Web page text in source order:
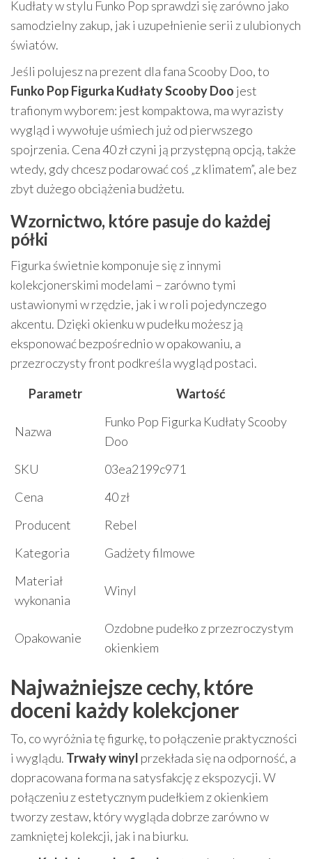
Kudłaty w stylu Funko Pop sprawdzi się zarówno jako
samodzielny zakup, jak i uzupełnienie serii z ulubionych
światów.
Jeśli polujesz na prezent dla fana Scooby Doo, to
Funko Pop Figurka Kudłaty Scooby Doo jest
trafionym wyborem: jest kompaktowa, ma wyrazisty
wygląd i wywołuje uśmiech już od pierwszego
spojrzenia. Cena 40 zł czyni ją przystępną opcją, także
wtedy, gdy chcesz podarować coś „z klimatem”, ale bez
zbyt dużego obciążenia budżetu.
Wzornictwo, które pasuje do każdej
półki
Figurka świetnie komponuje się z innymi
kolekcjonerskimi modelami – zarówno tymi
ustawionymi w rzędzie, jak i w roli pojedynczego
akcentu. Dzięki okienku w pudełku możesz ją
eksponować bezpośrednio w opakowaniu, a
przezroczysty front podkreśla wygląd postaci.
Parametr
Wartość
Nazwa
Funko Pop Figurka Kudłaty Scooby
Doo
SKU
03ea2199c971
Cena
40 zł
Producent
Rebel
Kategoria
Gadżety filmowe
Materiał
wykonania
Winyl
Opakowanie
Ozdobne pudełko z przezroczystym
okienkiem
Najważniejsze cechy, które
doceni każdy kolekcjoner
To, co wyróżnia tę figurkę, to połączenie praktyczności
i wyglądu. Trwały winyl przekłada się na odporność, a
dopracowana forma na satysfakcję z ekspozycji. W
połączeniu z estetycznym pudełkiem z okienkiem
tworzy zestaw, który wygląda dobrze zarówno w
zamkniętej kolekcji, jak i na biurku.